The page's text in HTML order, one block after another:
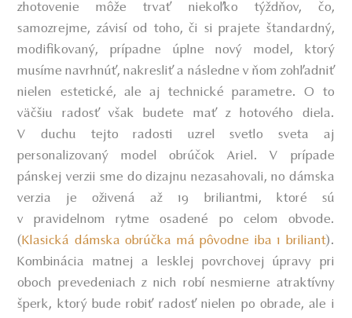
zhotovenie môže trvať niekoľko týždňov, čo,
samozrejme, závisí od toho, či si prajete štandardný,
modifikovaný, prípadne úplne nový model, ktorý
musíme navrhnúť, nakresliť a následne v ňom zohľadniť
nielen estetické, ale aj technické parametre. O to
väčšiu radosť však budete mať z hotového diela.
V duchu tejto radosti uzrel svetlo sveta aj
personalizovaný model obrúčok Ariel. V prípade
pánskej verzii sme do dizajnu nezasahovali, no dámska
verzia je oživená až 19 briliantmi, ktoré sú
v pravidelnom rytme osadené po celom obvode.
(Klasická dámska obrúčka má pôvodne iba 1 briliant).
Kombinácia matnej a lesklej povrchovej úpravy pri
oboch prevedeniach z nich robí nesmierne atraktívny
šperk, ktorý bude robiť radosť nielen po obrade, ale i